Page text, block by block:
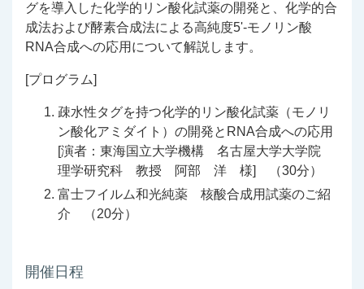
グを導入した化学的リン酸化試薬の開発と、化学的合
成法および酵素合成法による高純度5'-モノリン酸
RNA合成への応用について解説します。
[プログラム]
疎水性タグを持つ化学的リン酸化試薬（モノリ
ン酸化アミダイト）の開発とRNA合成への応用
[演者：東海国立大学機構 名古屋大学大学院
理学研究科 教授 阿部 洋 様] （30分）
富士フイルム和光純薬 核酸合成用試薬のご紹
介 （20分）
開催日程